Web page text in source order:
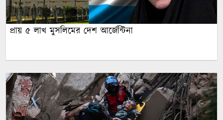
প্রায় ৫ লাখ মুসলিমের দেশ আর্জেন্টিনা